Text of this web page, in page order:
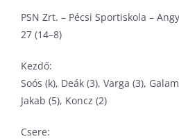
Triatlon
Úszás
PSN Zrt. – Pécsi Sportiskola –
27 (14–8)
Kezdő:
Soós (k), Deák (3), Varga (3),
Jakab (5), Koncz (2)
Csere: